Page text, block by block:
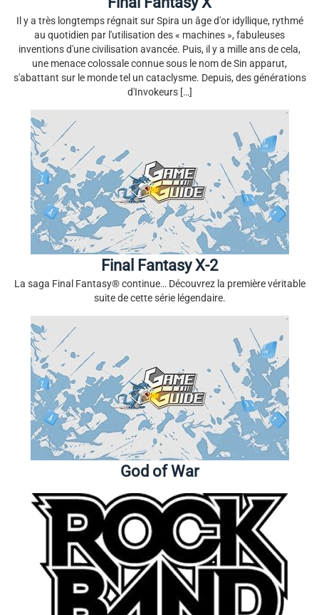
Il y a très longtemps régnait sur Spira un âge d'or idyllique, rythmé
au quotidien par l'utilisation des « machines », fabuleuses
inventions d'une civilisation avancée. Puis, il y a mille ans de cela,
une menace colossale connue sous le nom de Sin apparut,
s'abattant sur le monde tel un cataclysme. Depuis, des générations
d'Invokeurs […]
Final Fantasy X-2
La saga Final Fantasy® continue… Découvrez la première véritable
suite de cette série légendaire.
God of War